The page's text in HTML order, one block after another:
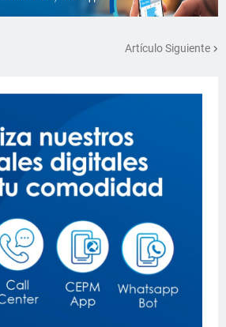
Artículo Siguiente